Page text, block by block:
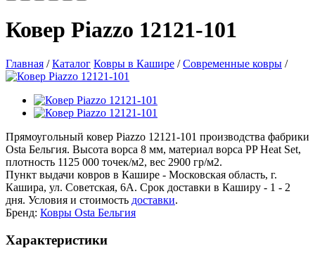
Ковер Piazzo 12121-101
Главная / Каталог Ковры в Кашире / Современные ковры /
Прямоугольный ковер Piazzo 12121-101 производства фабрики
Osta Бельгия. Высота ворса 8 мм, материал ворса PP Heat Set,
плотность 1125 000 точек/м2, вес 2900 гр/м2.
Пункт выдачи ковров в Кашире - Московская область, г.
Кашира, ул. Советская, 6А. Срок доставки в Каширу - 1 - 2
дня. Условия и стоимость доставки.
Бренд: Ковры Osta Бельгия
Характеристики